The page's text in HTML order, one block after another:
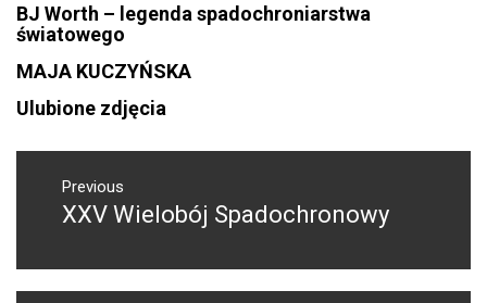
BJ Worth – legenda spadochroniarstwa
światowego
MAJA KUCZYŃSKA
Ulubione zdjęcia
NAWIGACJA
WPISUPrevious
Previous
XXV Wielobój Spadochronowy